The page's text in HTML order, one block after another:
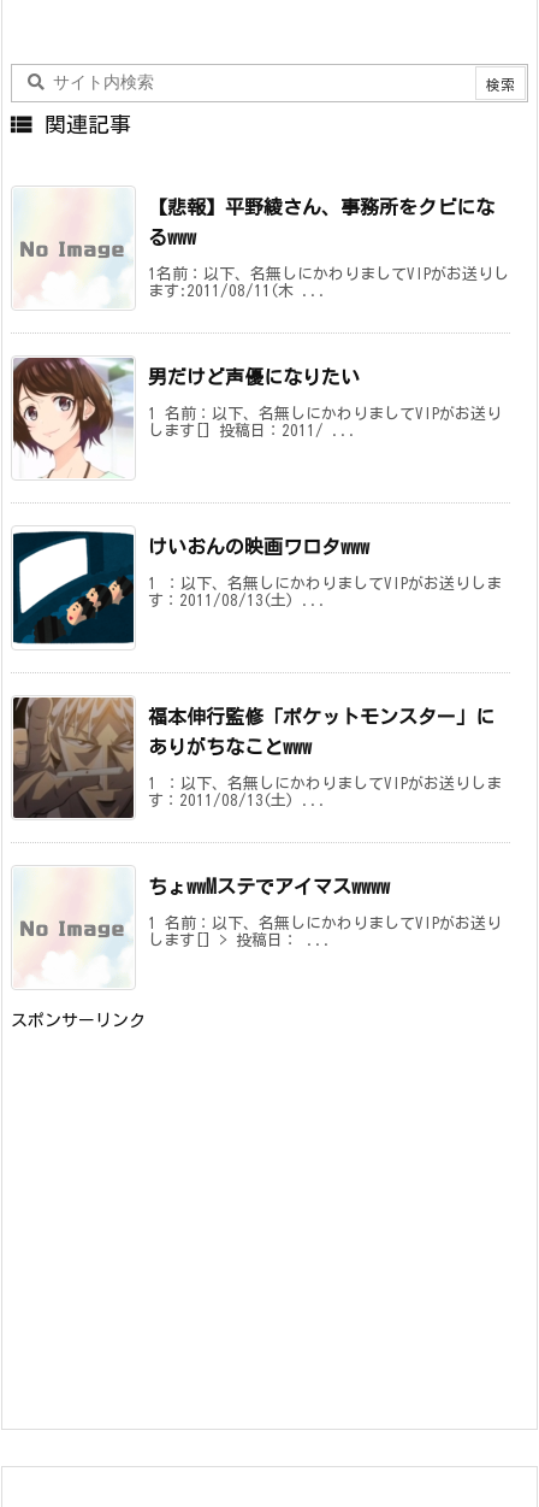
 関連記事
【悲報】平野綾さん、事務所をクビにな
るwww
1名前：以下、名無しにかわりましてVIPがお送りし
ます:2011/08/11(木 ...
男だけど声優になりたい
1 名前：以下、名無しにかわりましてVIPがお送り
します[] 投稿日：2011/ ...
けいおんの映画ワロタwww
1 ：以下、名無しにかわりましてVIPがお送りしま
す：2011/08/13(土) ...
福本伸行監修「ポケットモンスター」に
ありがちなことwww
1 ：以下、名無しにかわりましてVIPがお送りしま
す：2011/08/13(土) ...
ちょwwMステでアイマスwwww
1 名前：以下、名無しにかわりましてVIPがお送り
します[] > 投稿日： ...
スポンサーリンク